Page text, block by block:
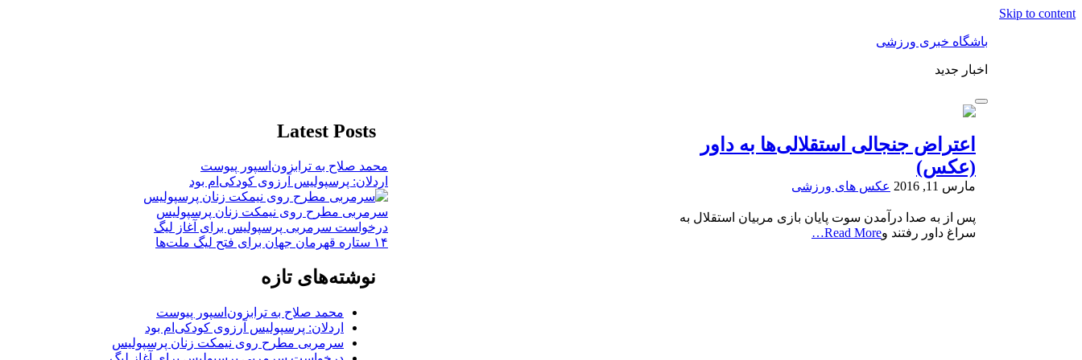
Skip to content
باشگاه خبری ورزشی
اخبار جدید
اعتراض جنجالی استقلالی‌ها به داور
(عکس)
مارس 11, 2016 عکس های ورزشی
پس از به صدا درآمدن سوت پایان بازی مربیان استقلال به
سراغ داور رفتند وRead More…
Latest Posts
محمد صلاح به ترابزون‌اسپور پیوست
اردلان: پرسپولیس آرزوی کودکی‌ام بود
سرمربی مطرح روی نیمکت زنان پرسپولیس
درخواست سرمربی پرسپولیس برای آغاز لیگ
۱۴ ستاره قهرمان جهان برای فتح لیگ ملت‌ها
نوشته‌های تازه
محمد صلاح به ترابزون‌اسپور پیوست
اردلان: پرسپولیس آرزوی کودکی‌ام بود
سرمربی مطرح روی نیمکت زنان پرسپولیس